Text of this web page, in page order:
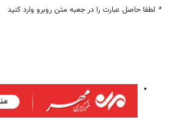
* لطفا حاصل عبارت را در جعبه متن روبرو وارد کنید